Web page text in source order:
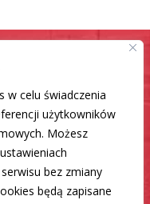
w celu świadczenia
użytkowników
Możesz
bez zmiany
będą zapisane